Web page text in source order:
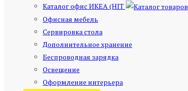
Каталог офис ИКЕА (HIT
Офисная мебель
Сервировка стола
Дополнительное хранение
Беспроводная зарядка
Освещение
Оформление интерьера